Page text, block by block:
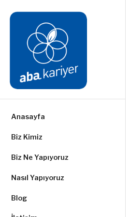
Anasayfa
Biz Kimiz
Biz Ne Yapıyoruz
Nasıl Yapıyoruz
Blog